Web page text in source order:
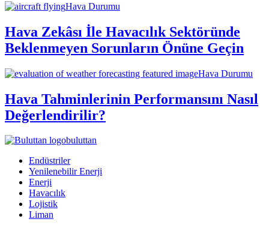
Hava Durumu
Hava Zekâsı İle Havacılık Sektöründe
Beklenmeyen Sorunların Önüne Geçin
Hava Durumu
Hava Tahminlerinin Performansını Nasıl
Değerlendirilir?
buluttan
Endüstriler
Yenilenebilir Enerji
Enerji
Havacılık
Lojistik
Liman